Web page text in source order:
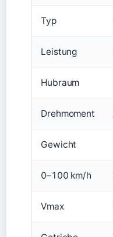
Typ
Leistung
Hubraum
Drehmoment
Gewicht
0–100 km/h
Vmax